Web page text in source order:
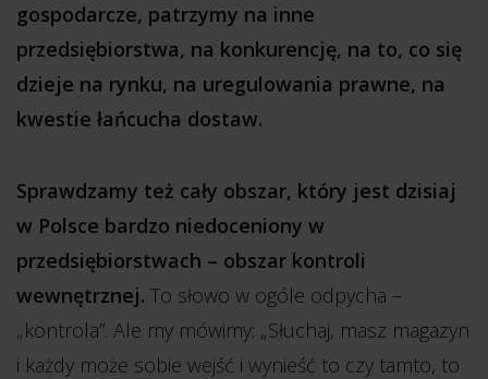
gospodarcze, patrzymy na inne
przedsiębiorstwa, na konkurencję, na to, co się
dzieje na rynku, na uregulowania prawne, na
kwestie łańcucha dostaw.
Sprawdzamy też cały obszar, który jest dzisiaj
w Polsce bardzo niedoceniony w
przedsiębiorstwach – obszar kontroli
wewnętrznej. To słowo w ogóle odpycha –
„kontrola”. Ale my mówimy: „Słuchaj, masz magazyn
i każdy może sobie wejść i wynieść to czy tamto, to